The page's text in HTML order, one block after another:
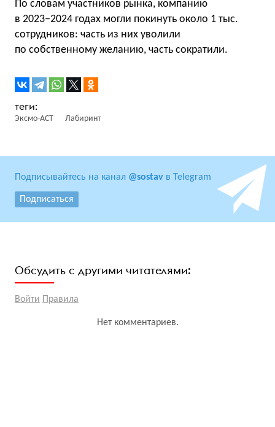
По словам участников рынка, компанию
в 2023−2024 годах могли покинуть около 1 тыс.
сотрудников: часть из них уволили
по собственному желанию, часть сократили.
Эксмо-АСТ Лабиринт
Подписывайтесь на канал @sostav в Telegram
Подписаться
Обсудить с другими читателями:
Войти Правила
Нет комментариев.